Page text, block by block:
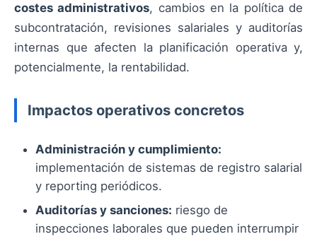
costes administrativos, cambios en la política de
subcontratación, revisiones salariales y auditorías
internas que afecten la planificación operativa y,
potencialmente, la rentabilidad.
Impactos operativos concretos
Administración y cumplimiento:
implementación de sistemas de registro salarial
y reporting periódicos.
Auditorías y sanciones: riesgo de
inspecciones laborales que pueden interrumpir